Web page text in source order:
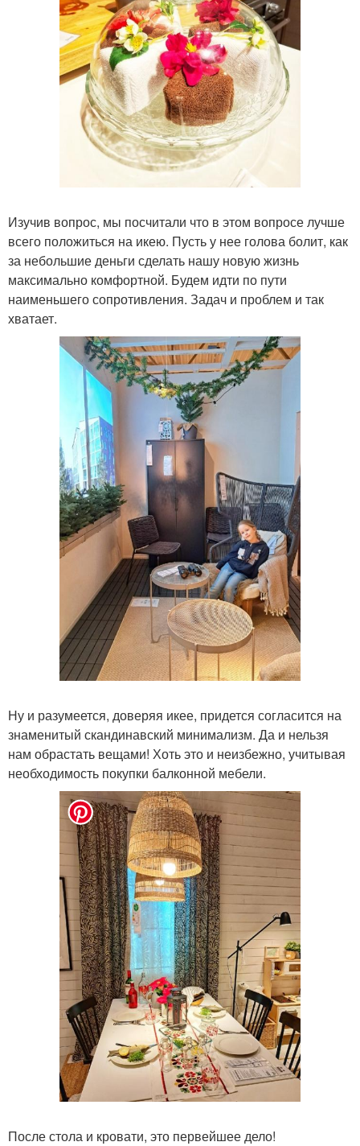
Изучив вопрос, мы посчитали что в этом вопросе лучше
всего положиться на икею. Пусть у нее голова болит, как
за небольшие деньги сделать нашу новую жизнь
максимально комфортной. Будем идти по пути
наименьшего сопротивления. Задач и проблем и так
хватает.
Ну и разумеется, доверяя икее, придется согласится на
знаменитый скандинавский минимализм. Да и нельзя
нам обрастать вещами! Хоть это и неизбежно, учитывая
необходимость покупки балконной мебели.
После стола и кровати, это первейшее дело!